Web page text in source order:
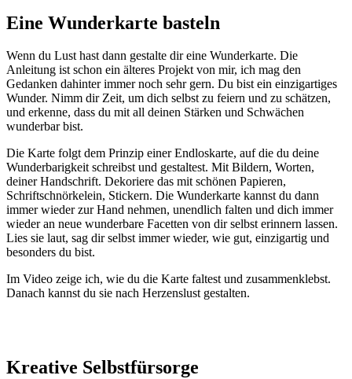
Eine Wunderkarte basteln
Wenn du Lust hast dann gestalte dir eine Wunderkarte. Die
Anleitung ist schon ein älteres Projekt von mir, ich mag den
Gedanken dahinter immer noch sehr gern. Du bist ein einzigartiges
Wunder. Nimm dir Zeit, um dich selbst zu feiern und zu schätzen,
und erkenne, dass du mit all deinen Stärken und Schwächen
wunderbar bist.
Die Karte folgt dem Prinzip einer Endloskarte, auf die du deine
Wunderbarigkeit schreibst und gestaltest. Mit Bildern, Worten,
deiner Handschrift. Dekoriere das mit schönen Papieren,
Schriftschnörkelein, Stickern. Die Wunderkarte kannst du dann
immer wieder zur Hand nehmen, unendlich falten und dich immer
wieder an neue wunderbare Facetten von dir selbst erinnern lassen.
Lies sie laut, sag dir selbst immer wieder, wie gut, einzigartig und
besonders du bist.
Im Video zeige ich, wie du die Karte faltest und zusammenklebst.
Danach kannst du sie nach Herzenslust gestalten.
Kreative Selbstfürsorge